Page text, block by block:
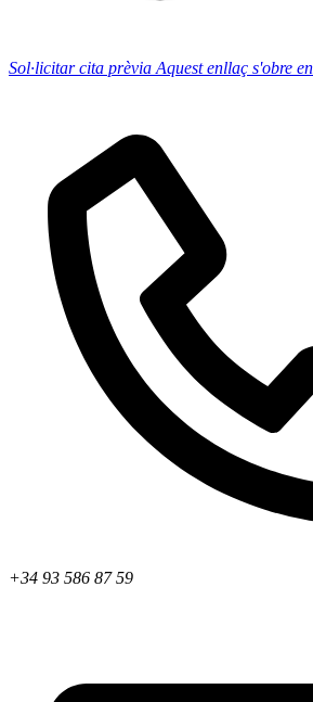
Sol·licitar cita prèvia Aquest enllaç s'obre
+34 93 586 87 59